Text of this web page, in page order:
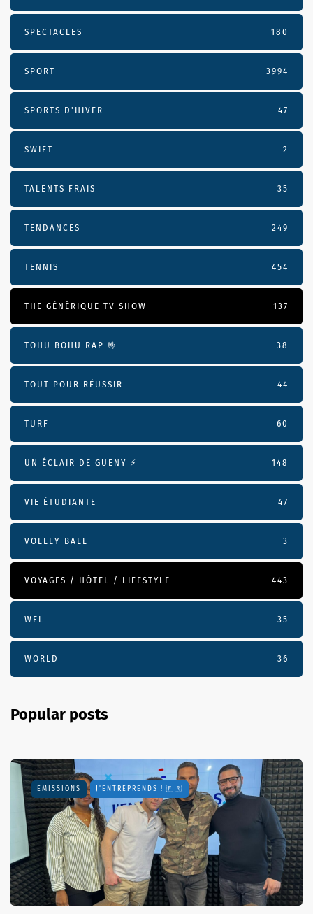
SPECTACLES 180
SPORT 3994
SPORTS D'HIVER 47
SWIFT 2
TALENTS FRAIS 35
TENDANCES 249
TENNIS 454
THE GÉNÉRIQUE TV SHOW 137
TOHU BOHU RAP 🤟 38
TOUT POUR RÉUSSIR 44
TURF 60
UN ÉCLAIR DE GUENY ⚡️ 148
VIE ÉTUDIANTE 47
VOLLEY-BALL 3
VOYAGES / HÔTEL / LIFESTYLE 443
WEL 35
WORLD 36
Popular posts
EMISSIONS J'ENTREPRENDS ! 🇫🇷